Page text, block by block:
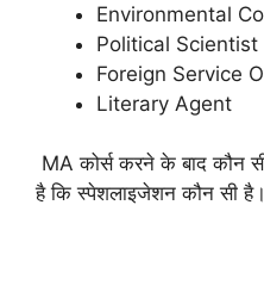
Environmental
Political Scientist
Foreign Service
Literary Agent
MA कोर्स करने के बाद कौन
है कि स्पेशलाइजेशन कौन सी है।